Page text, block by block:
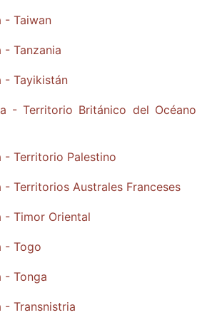
- Taiwan
Tanzania
- Tayikistán
- Territorio Británico del Océano
- Territorio Palestino
Territorios Australes Franceses
- Timor Oriental
- Togo
- Tonga
Transnistria